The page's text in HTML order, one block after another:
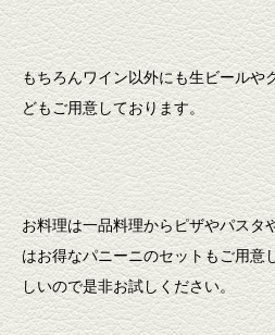
もちろんワイン以外にも生ビールや
どもご用意しております。
お料理は一品料理からピザやパスタ
はお得なパニーニのセットもご用意
しいので是非お試しください。